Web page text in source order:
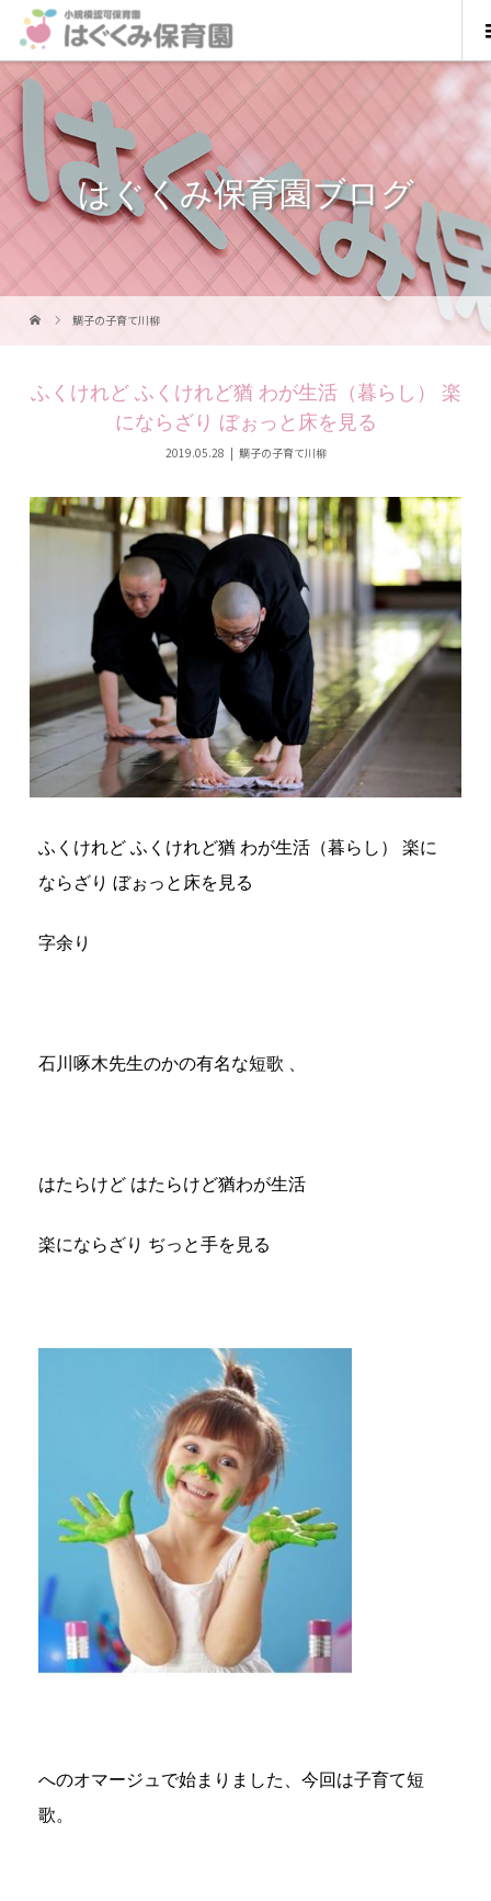
はぐくみ保育園ブログ
鯛子の子育て川柳
ふくけれど ふくけれど猶 わが生活（暮らし） 楽
にならざり ぼぉっと床を見る
2019.05.28 鯛子の子育て川柳
ふくけれど ふくけれど猶 わが生活（暮らし） 楽に
ならざり ぼぉっと床を見る
字余り
石川啄木先生のかの有名な短歌 、
はたらけど はたらけど猶わが生活
楽にならざり ぢっと手を見る
へのオマージュで始まりました、今回は子育て短
歌。